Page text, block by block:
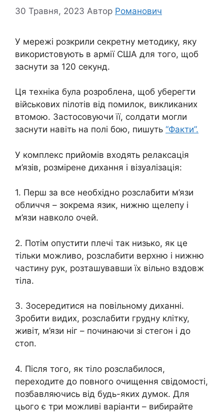
30 Травня, 2023 Автор Романович
У мережі розкрили секретну методику, яку
використовують в армії США для того, щоб
заснути за 120 секунд.
Ця техніка була розроблена, щоб уберегти
військових пілотів від помилок, викликаних
втомою. Застосовуючи її, солдати могли
заснути навіть на полі бою, пишуть “Факти”.
У комплекс прийомів входять релаксація
м’язів, розмірене дихання і візуалізація:
1. Перш за все необхідно розслабити м’язи
обличчя – зокрема язик, нижню щелепу і
м’язи навколо очей.
2. Потім опустити плечі так низько, як це
тільки можливо, розслабити верхню і нижню
частину рук, розташувавши їх вільно вздовж
тіла.
3. Зосередитися на повільному диханні.
Зробити видих, розслабити грудну клітку,
живіт, м’язи ніг – починаючи зі стегон і до
стоп.
4. Після того, як тіло розслабилося,
переходите до повного очищення свідомості,
позбавляючись від будь-яких думок. Для
цього є три можливі варіанти – вибирайте